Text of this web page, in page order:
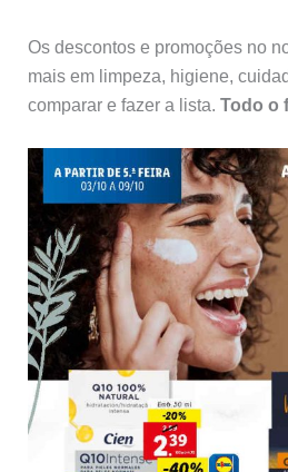
Os descontos e promoções no
mais em limpeza, higiene,
comparar e fazer a lista. Todo o